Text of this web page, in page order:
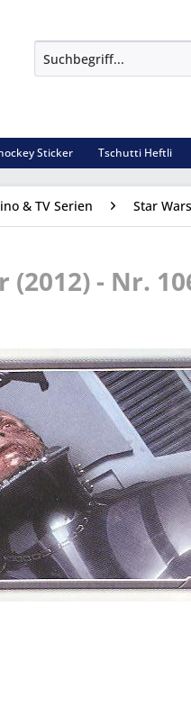
Sticker Tschutti Heftli
& TV Serien Star Wars
- Nr.